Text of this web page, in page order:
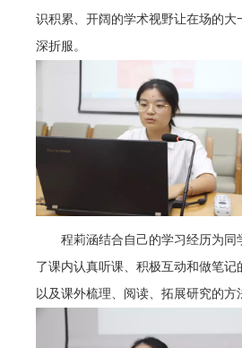
识积累、开阔的学术视野让在场的大
深折服。
程莉涵结合自己的学习经历为同
了课内认真听课、积极互动和做笔记
以及课外梳理、阅读、拓展研究的方